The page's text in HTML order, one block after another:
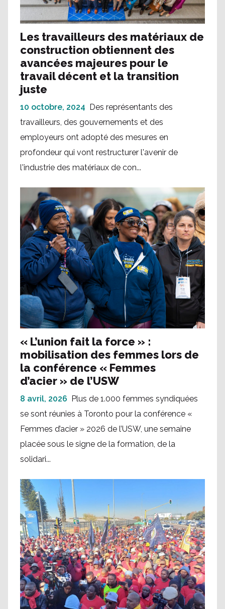
Les travailleurs des matériaux de
construction obtiennent des
avancées majeures pour le
travail décent et la transition
juste
10 octobre, 2024
Des représentants des
travailleurs, des gouvernements et des
employeurs ont adopté des mesures en
profondeur qui vont restructurer l'avenir de
l'industrie des matériaux de con...
« L’union fait la force » :
mobilisation des femmes lors de
la conférence « Femmes
d’acier » de l’USW
8 avril, 2026
Plus de 1.000 femmes syndiquées
se sont réunies à Toronto pour la conférence «
Femmes d’acier » 2026 de l’USW, une semaine
placée sous le signe de la formation, de la
solidari...